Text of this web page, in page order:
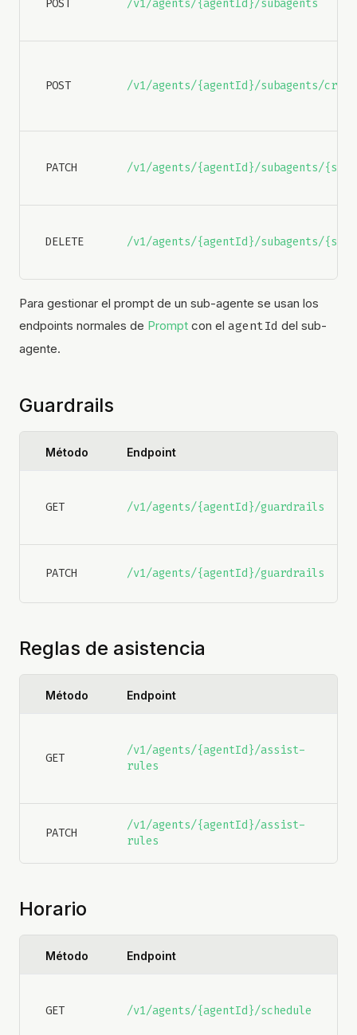
POST /v1/agents/{agentId}/subagents
POST /v1/agents/{agentId}/subagents/
PATCH /v1/agents/{agentId}/subagents/
DELETE /v1/agents/{agentId}/subagents/
Para gestionar el prompt de un sub-agente se usan los
endpoints normales de Prompt con el agentId del sub-
agente.
Guardrails
Método Endpoint
GET /v1/agents/{agentId}/guardrails
PATCH /v1/agents/{agentId}/guardrails
Reglas de asistencia
Método Endpoint
GET
/v1/agents/{agentId}/assist-
rules
PATCH
/v1/agents/{agentId}/assist-
rules
Horario
Método Endpoint
GET /v1/agents/{agentId}/schedule